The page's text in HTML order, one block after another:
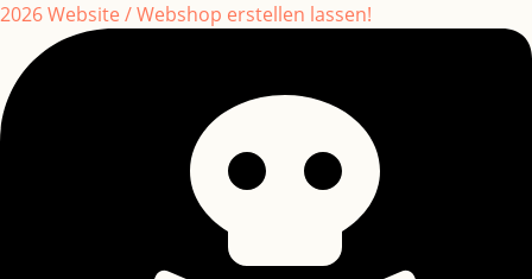
2026 Website / Webshop erstellen lassen!